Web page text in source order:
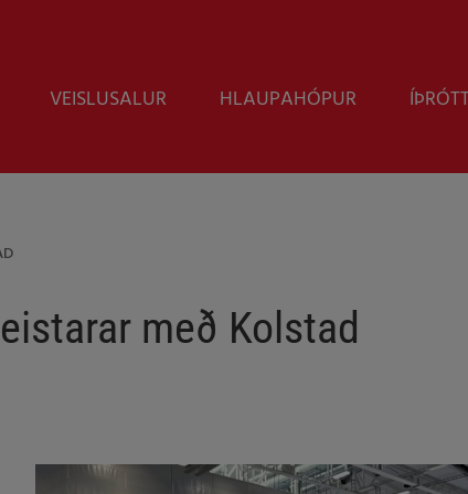
VEISLUSALUR HLAUPAHÓPUR
með Kolstad